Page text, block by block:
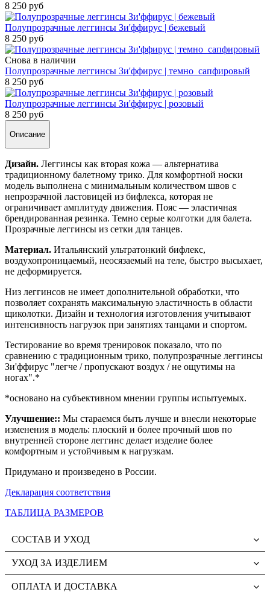
8 250 руб
Полупрозрачные леггинсы Зи'ффирус | бежевый
8 250 руб
Снова в наличии
Полупрозрачные леггинсы Зи'ффирус | темно_сапфировый
8 250 руб
Полупрозрачные леггинсы Зи'ффирус | розовый
8 250 руб
Описание
Дизайн. Леггинсы как вторая кожа — альтернатива
традиционному балетному трико. Для комфортной носки
модель выполнена с минимальным количеством швов с
непрозрачной ластовицей из бифлекса, которая не
ограничивает амплитуду движения. Пояс — эластичная
брендированная резинка. Темно серые колготки для балета.
Прозрачные леггинсы из сетки для танцев.
Материал. Итальянский ультратонкий бифлекс,
воздухопроницаемый, неосязаемый на теле, быстро высыхает,
не деформируется.
Низ леггинсов не имеет дополнительной обработки, что
позволяет сохранять максимальную эластичность в области
щиколотки. Дизайн и технология изготовления учитывают
интенсивность нагрузок при занятиях танцами и спортом.
Тестирование во время тренировок показало, что по
сравнению с традиционным трико, полупрозрачные леггинсы
Зи'ффирус "легче / пропускают воздух / не ощутимы на
ногах".*
*основано на субъективном мнении группы испытуемых.
Улучшение:: Мы стараемся быть лучше и внесли некоторые
изменения в модель: плоский и более прочный шов по
внутренней стороне леггинс делает изделие более
комфортным и устойчивым к нагрузкам.
Придумано и произведено в России.
Декларация соответствия
ТАБЛИЦА РАЗМЕРОВ
СОСТАВ И УХОД
УХОД ЗА ИЗДЕЛИЕМ
ОПЛАТА И ДОСТАВКА